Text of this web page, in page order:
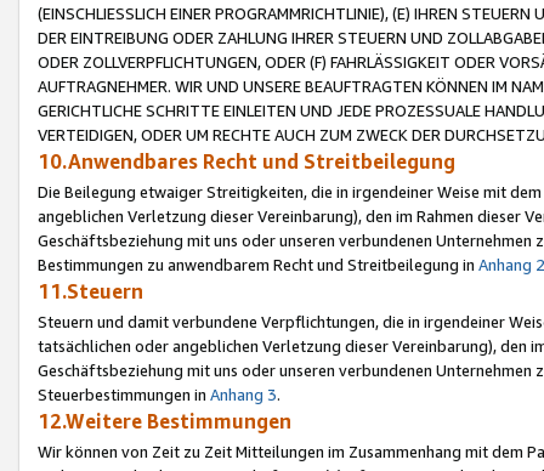
(EINSCHLIESSLICH EINER PROGRAMMRICHTLINIE), (E) IHREN
DER EINTREIBUNG ODER ZAHLUNG IHRER STEUERN UND
ODER ZOLLVERPFLICHTUNGEN, ODER (F) FAHRLÄSSIGKEIT ODER
AUFTRAGNEHMER. WIR UND UNSERE BEAUFTRAGTEN KÖNNEN IM
GERICHTLICHE SCHRITTE EINLEITEN UND JEDE PROZESSUALE
VERTEIDIGEN, ODER UM RECHTE AUCH ZUM ZWECK DER
10.Anwendbares Recht und Streitbeilegung
Die Beilegung etwaiger Streitigkeiten, die in irgendeiner Weise mit
angeblichen Verletzung dieser Vereinbarung), den im Rahmen dieser
Geschäftsbeziehung mit uns oder unseren verbundenen
Bestimmungen zu anwendbarem Recht und Streitbeilegung in Anhang 2
11.Steuern
Steuern und damit verbundene Verpflichtungen, die in irgendeiner
tatsächlichen oder angeblichen Verletzung dieser Vereinbarung), den
Geschäftsbeziehung mit uns oder unseren verbundenen
Steuerbestimmungen in Anhang 3.
12.Weitere Bestimmungen
Wir können von Zeit zu Zeit Mitteilungen im Zusammenhang mit dem